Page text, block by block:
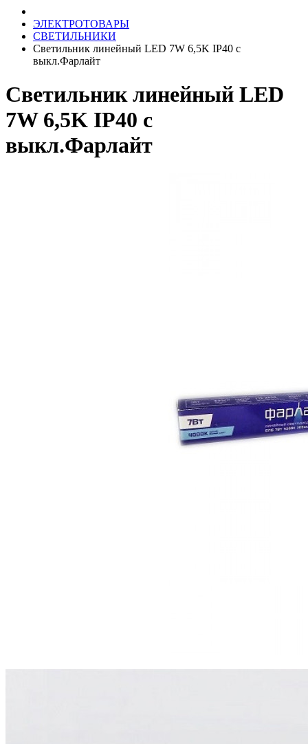
ЭЛЕКТРОТОВАРЫ
СВЕТИЛЬНИКИ
Светильник линейный LED 7W 6,5K IP40 с
выкл.Фарлайт
Светильник линейный LED
7W 6,5K IP40 с
выкл.Фарлайт